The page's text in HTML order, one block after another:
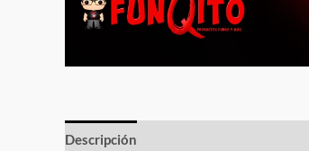
Descripción